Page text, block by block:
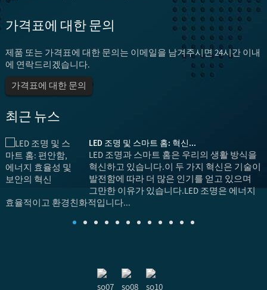
가격표에 대한 문의
제품 또는 가격표에 대한 문의는 이메일을 남겨주시면 24시간 이내
에 연락드리겠습니다.
가격표에 대한 문의
최근 뉴스
LED 조명 및 스마트 홈: 혁신...
LED 조명과 스마트 홈은 우리의 생활 방식을
혁신하고 있습니다.이 두 가지 혁신은 기술이
발전함에 따라 더 많은 인기를 얻고 있으며
그만한 이유가 있습니다.LED 조명은 에너지
효율적이고 환경친화적입니다...